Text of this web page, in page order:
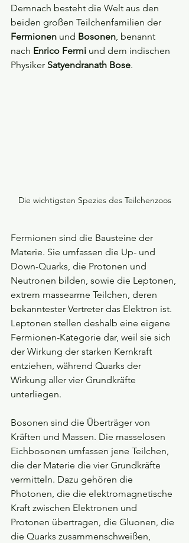
Demnach besteht die Welt aus den
beiden großen Teilchenfamilien der
Fermionen und Bosonen , benannt
nach Enrico Fermi und dem indischen
Physiker Satyendranath Bose.
Die wichtigsten Spezies des Teilchenzoos
Fermionen sind die Bausteine der
Materie. Sie umfassen die Up- und
Down-Quarks, die Protonen und
Neutronen bilden, sowie die Leptonen,
extrem massearme Teilchen, deren
bekanntester Vertreter das Elektron ist.
Leptonen stellen deshalb eine eigene
Fermionen-Kategorie dar, weil sie sich
der Wirkung der starken Kernkraft
entziehen, während Quarks der
Wirkung aller vier Grundkräfte
unterliegen.
Bosonen sind die Überträger von
Kräften und Massen. Die masselosen
Eichbosonen umfassen jene Teilchen,
die der Materie die vier Grundkräfte
vermitteln. Dazu gehören die
Photonen, die die elektromagnetische
Kraft zwischen Elektronen und
Protonen übertragen, die Gluonen, die
die Quarks zusammenschweißen,